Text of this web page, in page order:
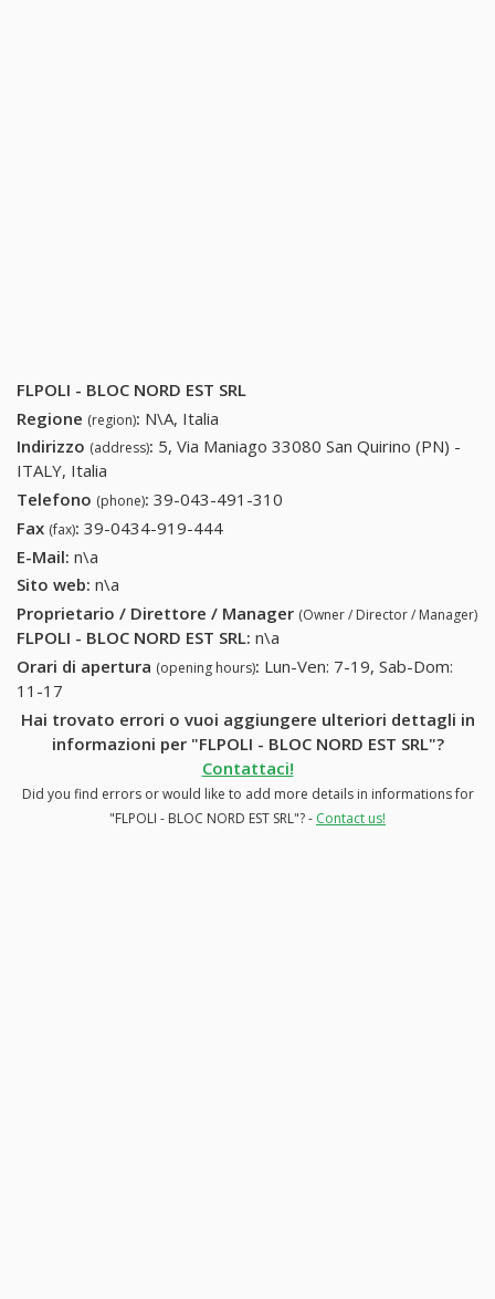
FLPOLI - BLOC NORD EST SRL
Regione (region): N\A, Italia
Indirizzo (address): 5, Via Maniago 33080 San Quirino (PN) -
ITALY, Italia
Telefono (phone): 39-043-491-310
Fax (fax): 39-0434-919-444
E-Mail: n\a
Sito web: n\a
Proprietario / Direttore / Manager (Owner / Director / Manager)
FLPOLI - BLOC NORD EST SRL: n\a
Orari di apertura (opening hours): Lun-Ven: 7-19, Sab-Dom:
11-17
Hai trovato errori o vuoi aggiungere ulteriori dettagli in
informazioni per "FLPOLI - BLOC NORD EST SRL"?
Contattaci!
Did you find errors or would like to add more details in informations for
"FLPOLI - BLOC NORD EST SRL"? - Contact us!